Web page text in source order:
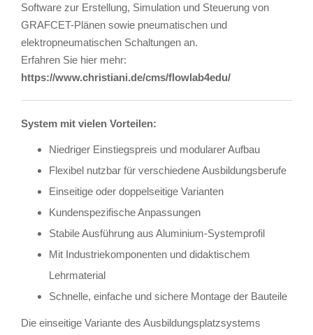
Software zur Erstellung, Simulation und Steuerung von
GRAFCET-Plänen sowie pneumatischen und
elektropneumatischen Schaltungen an.
Erfahren Sie hier mehr:
https://www.christiani.de/cms/flowlab4edu/
System mit vielen Vorteilen:
Niedriger Einstiegspreis und modularer Aufbau
Flexibel nutzbar für verschiedene Ausbildungsberufe
Einseitige oder doppelseitige Varianten
Kundenspezifische Anpassungen
Stabile Ausführung aus Aluminium-Systemprofil
Mit Industriekomponenten und didaktischem
Lehrmaterial
Schnelle, einfache und sichere Montage der Bauteile
Die einseitige Variante des Ausbildungsplatzsystems